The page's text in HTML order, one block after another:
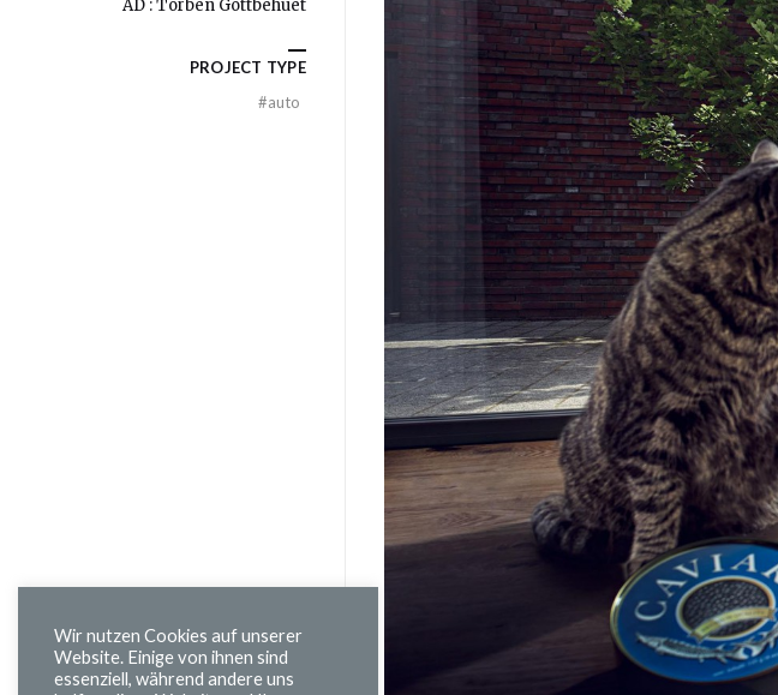
AD : Torben Gottbehuet
PROJECT TYPE
#auto
Wir nutzen Cookies auf unserer
Website. Einige von ihnen sind
essenziell, während andere uns